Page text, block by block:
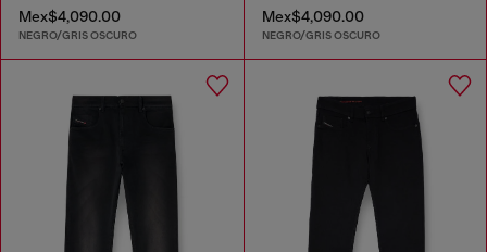
Mex$4,090.00
NEGRO/GRIS OSCURO
Mex$4,090.00
NEGRO/GRIS OSCURO